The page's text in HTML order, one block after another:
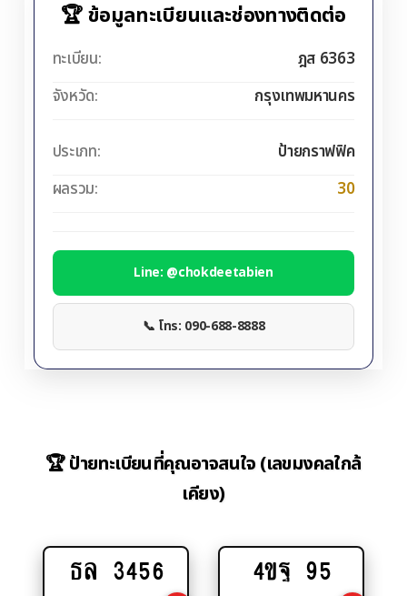
🏆 ข้อมูลทะเบียนและช่องทางติดต่อ
ทะเบียน:
ฎส 6363
จังหวัด:
กรุงเทพมหานคร
ประเภท:
ป้ายกราฟฟิค
ผลรวม:
30
Line: @chokdeetabien
📞 โทร: 090-688-8888
🏆 ป้ายทะเบียนที่คุณอาจสนใจ (เลขมงคลใกล้
เคียง)
Add
ธล 3456
Add
4ขฐ 95